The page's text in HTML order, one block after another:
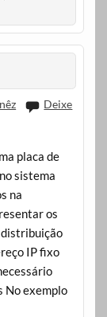
Deixe
placa de
sistema
na
os
distribuição
IP fixo
exemplo